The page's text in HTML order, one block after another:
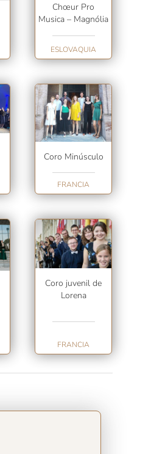
Chœur Pro
Musica – Magnólia
ESLOVAQUIA
Coro Minúsculo
FRANCIA
Coro juvenil de
Lorena
FRANCIA